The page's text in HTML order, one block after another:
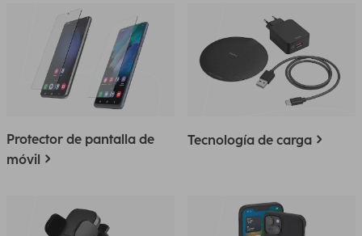
Protector de pantalla de
móvil
Tecnología de carga